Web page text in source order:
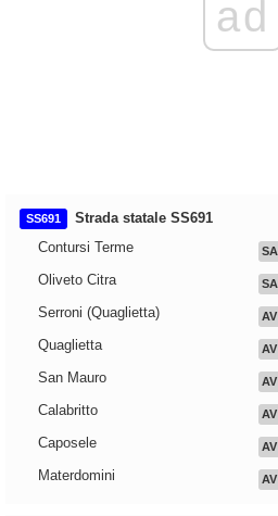
ad
SS691
Strada statale SS691
Contursi Terme
SA
Oliveto Citra SA
Serroni (Quaglietta) AV
Quaglietta AV
San Mauro AV
Calabritto AV
Caposele AV
Materdomini AV